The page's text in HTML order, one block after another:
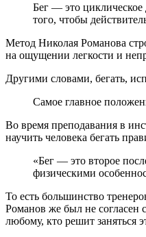
Бег — это циклическое
того, чтобы
Метод Николая Романова
на ощущении легкости и
Другими словами, бегать,
Самое главное
Во время преподавания в
научить человека бегать
«Бег — это второе
физическими
То есть большинство
Романов же был не согласен
любому, кто решит заняться